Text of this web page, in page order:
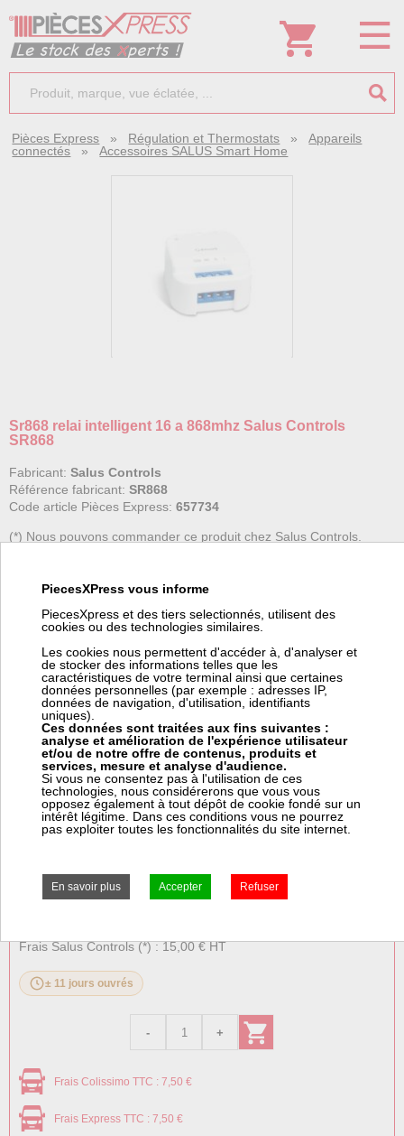
Pièces Express » Régulation et Thermostats »Appareils
connectés »Accessoires SALUS Smart Home
Sr868 relai intelligent 16 a 868mhz Salus Controls
SR868
Fabricant: Salus Controls
Référence fabricant: SR868
Code article Pièces Express: 657734
(*) Nous pouvons commander ce produit chez Salus Controls.
viendront s'ajouter à votre coût de transport dans votre panier.
Le relais intelligent 16A peut être installer dans une boite murale. Il
peut être jumelé avec plusieurs thermostats Salus pour contrôler la
plupart des appareils électriques tout ou rien.
Pouvoir de coupure de 16A : Peut contrôler en toute sécurité une
large gamme de radiateurs électriques tout ou rien.
Communication...
+ d'informations sur l'article
Guide rapide
Prix pro, connectez vous
Frais Salus Controls (*) : 15,00 € HT
± 11 jours ouvrés
Frais Colissimo TTC : 7,50 €
Frais Express TTC : 7,50 €
PiecesXPress vous informe
PiecesXpress et des tiers selectionnés, utilisent des
cookies ou des technologies similaires.
Les cookies nous permettent d'accéder à, d'analyser et
de stocker des informations telles que les
caractéristiques de votre terminal ainsi que certaines
données personnelles (par exemple : adresses IP,
données de navigation, d'utilisation, identifiants
uniques).
Ces données sont traitées aux fins suivantes :
analyse et amélioration de l'expérience utilisateur
et/ou de notre offre de contenus, produits et
services, mesure et analyse d'audience.
Si vous ne consentez pas à l'utilisation de ces
technologies, nous considérerons que vous vous
opposez également à tout dépôt de cookie fondé sur un
intérêt légitime. Dans ces conditions vous ne pourrez
pas exploiter toutes les fonctionnalités du site internet.